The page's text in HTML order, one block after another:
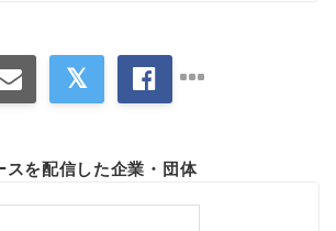
スを配信した企業・団体